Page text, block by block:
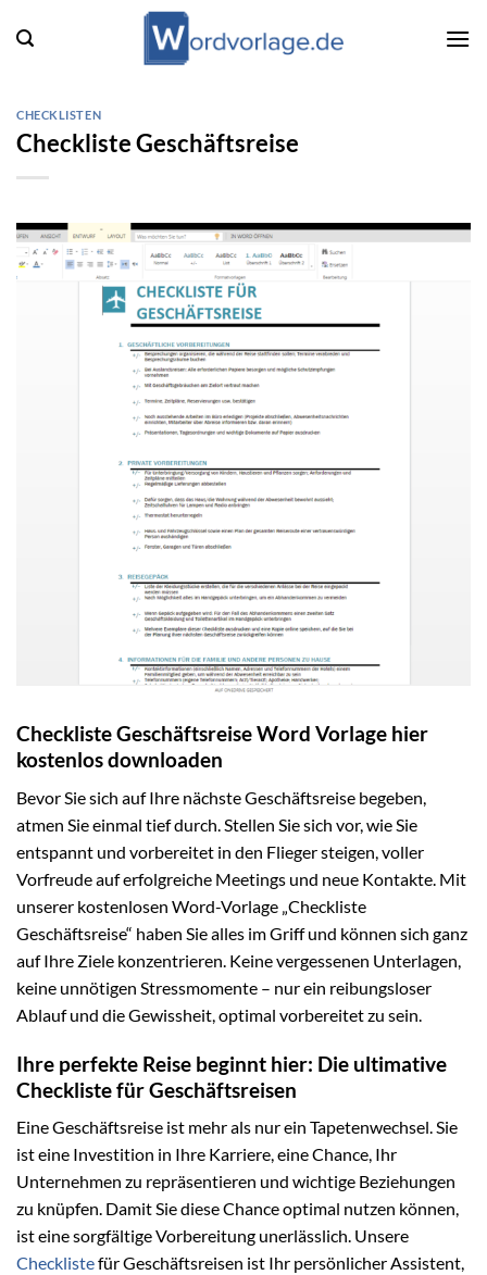
Inhalt
CHECKLISTEN
Checkliste Geschäftsreise
Checkliste Geschäftsreise Word Vorlage hier
kostenlos downloaden
Bevor Sie sich auf Ihre nächste Geschäftsreise begeben,
atmen Sie einmal tief durch. Stellen Sie sich vor, wie Sie
entspannt und vorbereitet in den Flieger steigen, voller
Vorfreude auf erfolgreiche Meetings und neue Kontakte. Mit
unserer kostenlosen Word-Vorlage „Checkliste
Geschäftsreise“ haben Sie alles im Griff und können sich ganz
auf Ihre Ziele konzentrieren. Keine vergessenen Unterlagen,
keine unnötigen Stressmomente – nur ein reibungsloser
Ablauf und die Gewissheit, optimal vorbereitet zu sein.
Ihre perfekte Reise beginnt hier: Die ultimative
Checkliste für Geschäftsreisen
Eine Geschäftsreise ist mehr als nur ein Tapetenwechsel. Sie
ist eine Investition in Ihre Karriere, eine Chance, Ihr
Unternehmen zu repräsentieren und wichtige Beziehungen
zu knüpfen. Damit Sie diese Chance optimal nutzen können,
ist eine sorgfältige Vorbereitung unerlässlich. Unsere
Checklistefür Geschäftsreisen ist Ihr persönlicher Assistent,